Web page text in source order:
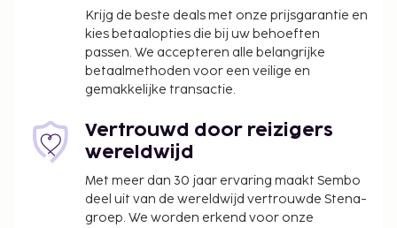
Krijg de beste deals met onze prijsgarantie en
kies betaalopties die bij uw behoeften
passen. We accepteren alle belangrijke
betaalmethoden voor een veilige en
gemakkelijke transactie.
Vertrouwd door reizigers
wereldwijd
Met meer dan 30 jaar ervaring maakt Sembo
deel uit van de wereldwijd vertrouwde Stena-
groep. We worden erkend voor onze